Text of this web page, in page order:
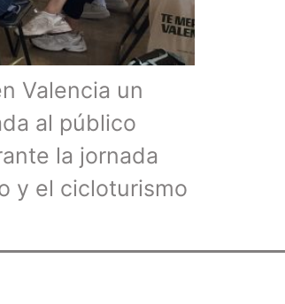
Valencia un
al público
la jornada
y el cicloturismo